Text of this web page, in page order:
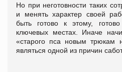
Но при неготовности таких
и менять характер своей
быть готово к этому,
ключевых местах. Иначе
«старого пса новым трюкам
являться одной из причин